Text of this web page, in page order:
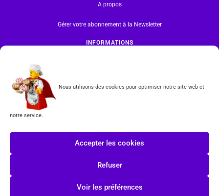
Nous utilisons des cookies pour optimiser notre site web et
notre service.
Accepter les cookies
Refuser
Voir les préférences
A propos
Gérer votre abonnement à la Newsletter
INFORMATIONS
en restent les propriétaires. Tous droits réservés.
INSCRIPTION À LA NEWSLETTER